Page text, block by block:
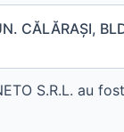
CĂLĂRAŞI,
S.R.L. au